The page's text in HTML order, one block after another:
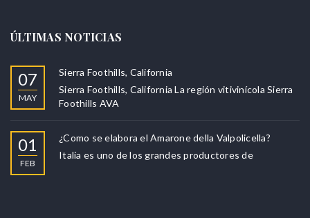
ÚLTIMAS NOTICIAS
07
MAY
Sierra Foothills, California
Sierra Foothills, California La región vitivinícola Sierra
Foothills AVA
01
FEB
¿Como se elabora el Amarone della Valpolicella?
Italia es uno de los grandes productores de